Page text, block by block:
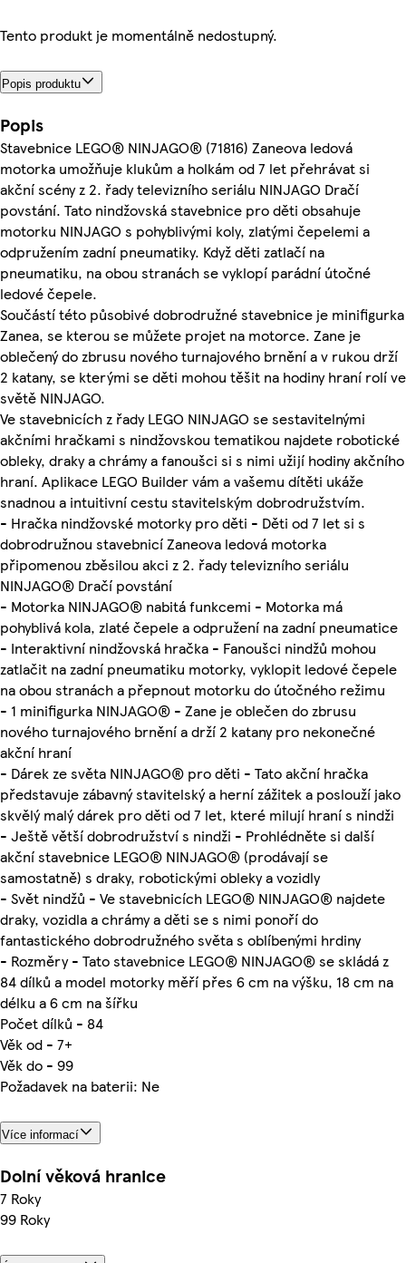
Tento produkt je momentálně nedostupný.
Popis produktu
Popis
Stavebnice LEGO® NINJAGO® (71816) Zaneova ledová
motorka umožňuje klukům a holkám od 7 let přehrávat si
akční scény z 2. řady televizního seriálu NINJAGO Dračí
povstání. Tato nindžovská stavebnice pro děti obsahuje
motorku NINJAGO s pohyblivými koly, zlatými čepelemi a
odpružením zadní pneumatiky. Když děti zatlačí na
pneumatiku, na obou stranách se vyklopí parádní útočné
ledové čepele.
Součástí této působivé dobrodružné stavebnice je minifigurka
Zanea, se kterou se můžete projet na motorce. Zane je
oblečený do zbrusu nového turnajového brnění a v rukou drží
2 katany, se kterými se děti mohou těšit na hodiny hraní rolí ve
světě NINJAGO.
Ve stavebnicích z řady LEGO NINJAGO se sestavitelnými
akčními hračkami s nindžovskou tematikou najdete robotické
obleky, draky a chrámy a fanoušci si s nimi užijí hodiny akčního
hraní. Aplikace LEGO Builder vám a vašemu dítěti ukáže
snadnou a intuitivní cestu stavitelským dobrodružstvím.
- Hračka nindžovské motorky pro děti - Děti od 7 let si s
dobrodružnou stavebnicí Zaneova ledová motorka
připomenou zběsilou akci z 2. řady televizního seriálu
NINJAGO® Dračí povstání
- Motorka NINJAGO® nabitá funkcemi - Motorka má
pohyblivá kola, zlaté čepele a odpružení na zadní pneumatice
- Interaktivní nindžovská hračka - Fanoušci nindžů mohou
zatlačit na zadní pneumatiku motorky, vyklopit ledové čepele
na obou stranách a přepnout motorku do útočného režimu
- 1 minifigurka NINJAGO® - Zane je oblečen do zbrusu
nového turnajového brnění a drží 2 katany pro nekonečné
akční hraní
- Dárek ze světa NINJAGO® pro děti - Tato akční hračka
představuje zábavný stavitelský a herní zážitek a poslouží jako
skvělý malý dárek pro děti od 7 let, které milují hraní s nindži
- Ještě větší dobrodružství s nindži - Prohlédněte si další
akční stavebnice LEGO® NINJAGO® (prodávají se
samostatně) s draky, robotickými obleky a vozidly
- Svět nindžů - Ve stavebnicích LEGO® NINJAGO® najdete
draky, vozidla a chrámy a děti se s nimi ponoří do
fantastického dobrodružného světa s oblíbenými hrdiny
- Rozměry - Tato stavebnice LEGO® NINJAGO® se skládá z
84 dílků a model motorky měří přes 6 cm na výšku, 18 cm na
délku a 6 cm na šířku
Počet dílků - 84
Věk od - 7+
Věk do - 99
Požadavek na baterii: Ne
Více informací
Dolní věková hranice
7 Roky
99 Roky